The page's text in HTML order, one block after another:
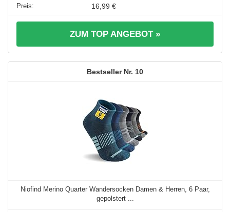
16,99 €
ZUM TOP ANGEBOT »
10
Niofind Merino Quarter Wandersocken Damen & Herren, 6 Paar,
gepolstert ...